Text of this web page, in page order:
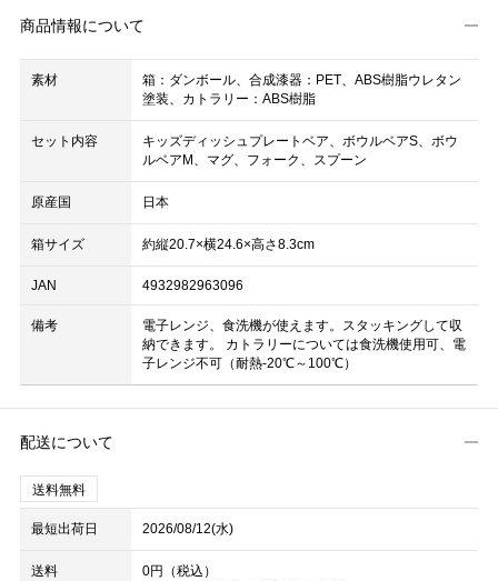
商品情報について
素材
箱：ダンボール、合成漆器：PET、ABS樹脂ウレタン
塗装、カトラリー：ABS樹脂
セット内容
キッズディッシュプレートベア、ボウルベアS、ボウ
ルベアM、マグ、フォーク、スプーン
原産国 日本
箱サイズ 約縦20.7×横24.6×高さ8.3cm
JAN 4932982963096
備考
電子レンジ、食洗機が使えます。スタッキングして収
納できます。 カトラリーについては食洗機使用可、電
子レンジ不可（耐熱-20℃～100℃）
配送について
送料無料
最短出荷日 2026/08/12(水)
送料
0円（税込）